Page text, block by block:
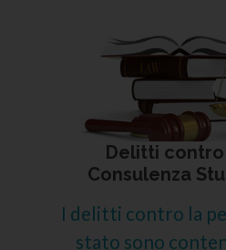
Delitti
Consulenza
I delitti contro la
stato sono